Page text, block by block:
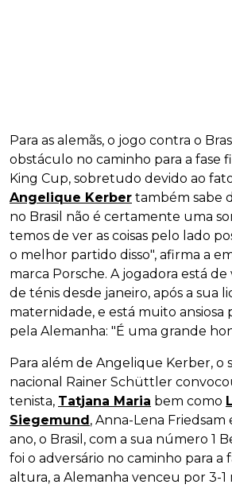
Para as alemãs, o jogo contra o
obstáculo no caminho para a fase
King Cup, sobretudo devido ao
Angelique Kerber também sabe
no Brasil não é certamente uma
temos de ver as coisas pelo lado
o melhor partido disso", afirma a
marca Porsche. A jogadora está
de ténis desde janeiro, após a sua
maternidade, e está muito ansiosa
pela Alemanha: "É uma grande
Para além de Angelique Kerber, o
nacional Rainer Schüttler
tenista, Tatjana Maria bem como
Siegemund , Anna-Lena Friedsam
ano, o Brasil, com a sua número 1
foi o adversário no caminho para a
altura, a Alemanha venceu por 3-1